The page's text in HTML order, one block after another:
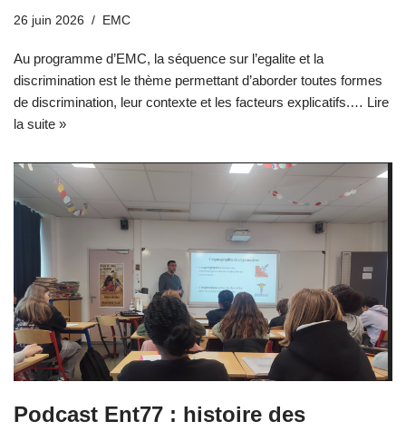
26 juin 2026 EMC
Au programme d’EMC, la séquence sur l’egalite et la
discrimination est le thème permettant d’aborder toutes formes
de discrimination, leur contexte et les facteurs explicatifs.… Lire
la suite »
Podcast Ent77 : histoire des